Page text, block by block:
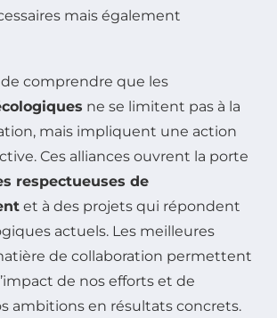
mais également
comprendre que les
ne se limitent pas à la
mais impliquent une action
Ces alliances ouvrent la porte
respectueuses de
et à des projets qui répondent
actuels. Les meilleures
de collaboration permettent
de nos efforts et de
ambitions en résultats concrets.